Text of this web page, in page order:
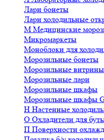
Лари бонеты
Лари холодильные
М Медицинские
Микромаркеты
Моноблоки для
Морозильные бонеты
Морозильные витрины
Морозильные лари
Морозильные шкафы
Морозильные шкафы
Н Настенные
О Охладители для
П Поверхности